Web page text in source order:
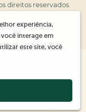
direitos reservados.
experiência,
interage em
este site, você